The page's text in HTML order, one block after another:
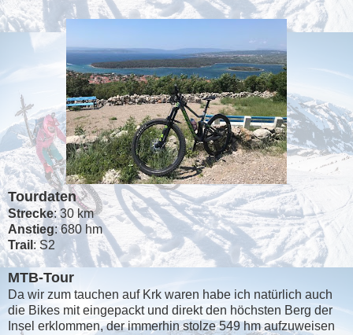
Tourdaten
Strecke: 30 km
Anstieg: 680 hm
Trail : S2
MTB-Tour
Da wir zum tauchen auf Krk waren habe ich natürlich auch
die Bikes mit eingepackt und direkt den höchsten Berg der
Insel erklommen, der immerhin stolze 549 hm aufzuweisen